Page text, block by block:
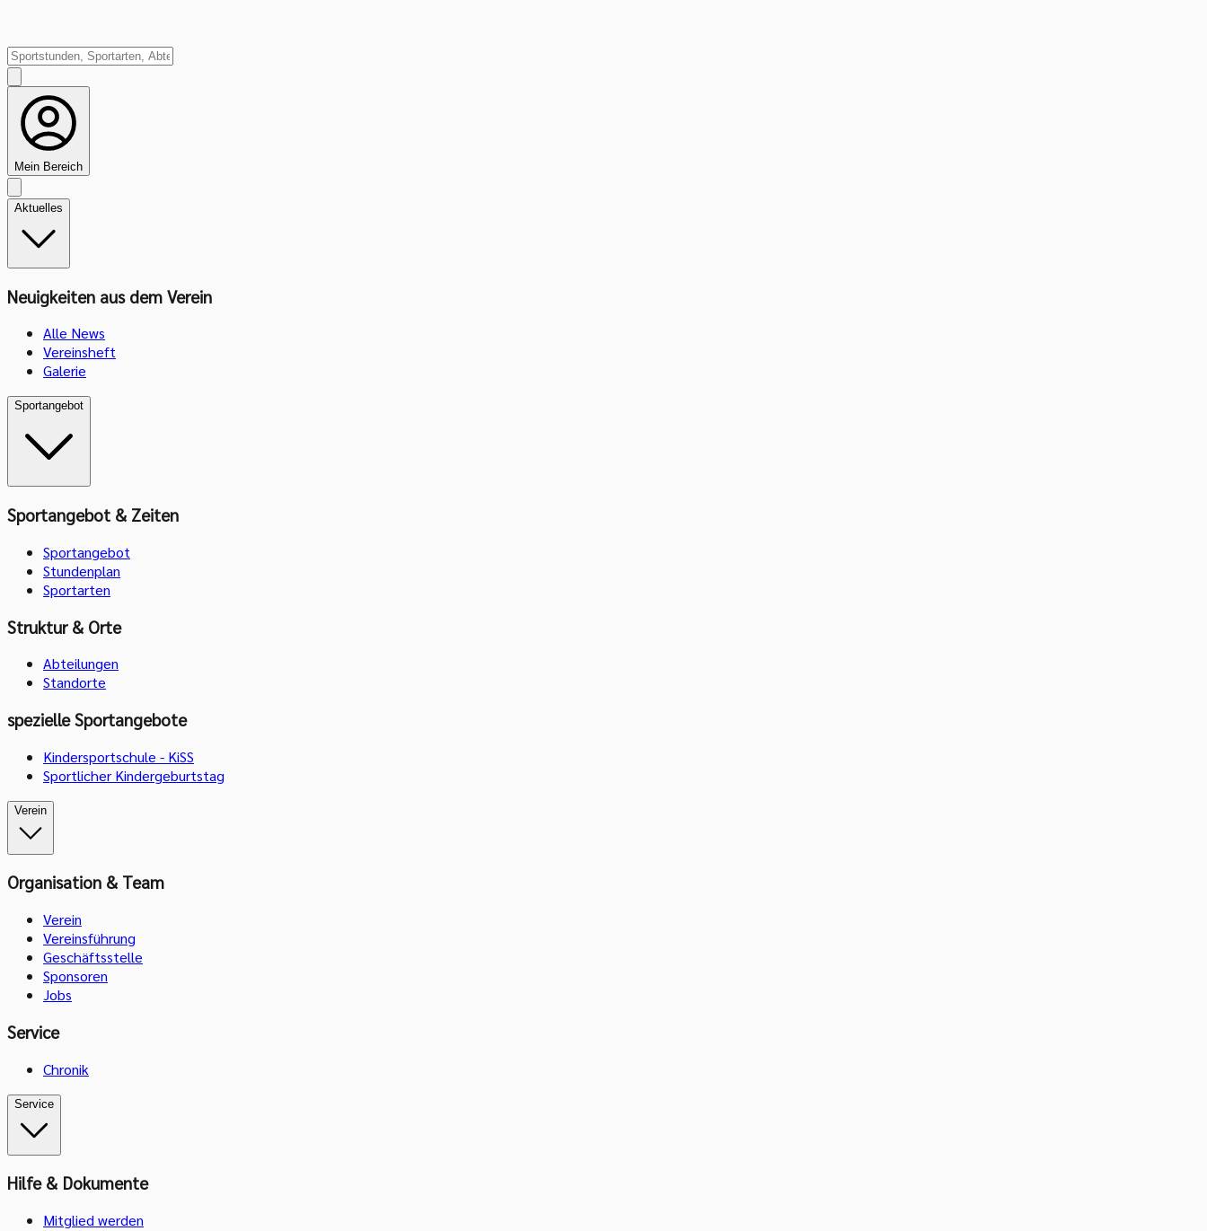
Mein Bereich
Aktuelles
Neuigkeiten aus dem Verein
Alle News
Vereinsheft
Galerie
Sportangebot
Sportangebot & Zeiten
Sportangebot
Stundenplan
Sportarten
Struktur & Orte
Abteilungen
Standorte
spezielle Sportangebote
Kindersportschule - KiSS
Sportlicher Kindergeburtstag
Verein
Organisation & Team
Verein
Vereinsführung
Geschäftsstelle
Sponsoren
Jobs
Service
Chronik
Service
Hilfe & Dokumente
Mitglied werden